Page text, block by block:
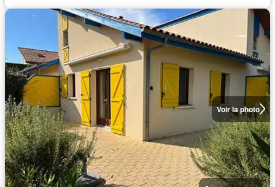
Voir la photo